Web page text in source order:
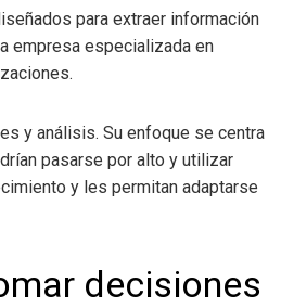
para extraer información
empresa especializada en
y análisis. Su enfoque se centra
pasarse por alto y utilizar
y les permitan adaptarse
decisiones